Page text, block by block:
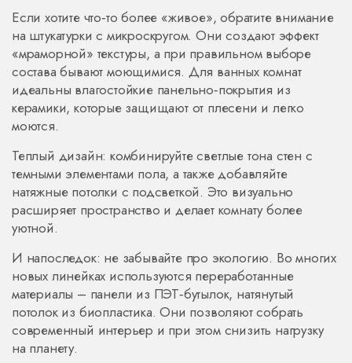
Если хотите что‑то более «живое», обратите внимание
на штукатурки с микроскругом. Они создают эффект
«мраморной» текстуры, а при правильном выборе
состава бывают моющимися. Для ванных комнат
идеальны влагостойкие панельно‑покрытия из
керамики, которые защищают от плесени и легко
моются.
Теплый дизайн: комбинируйте светлые тона стен с
темными элементами пола, а также добавляйте
натяжные потолки с подсветкой. Это визуально
расширяет пространство и делает комнату более
уютной.
И напоследок: не забывайте про экологию. Во многих
новых линейках используются переработанные
материалы – панели из ПЭТ‑бутылок, натянутый
потолок из биопластика. Они позволяют собрать
современный интерьер и при этом снизить нагрузку
на планету.